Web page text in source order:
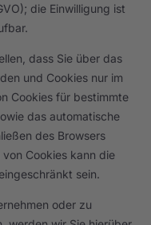
die Einwilligung ist
dass Sie über das
und Cookies nur im
Cookies für bestimmte
das automatische
des Browsers
Cookies kann die
sein.
oder zu